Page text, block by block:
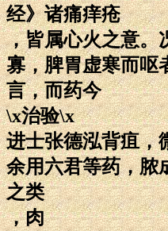
经》诸痛痒疮
，皆属心火之意。
寡，脾胃虚寒而呕
言，而药今
\x治验\x
进士张德泓背疽，
余用六君等药，脓
之类
，肉